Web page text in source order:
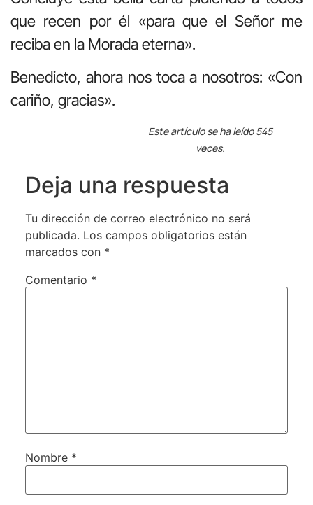
que recen por él «para que el Señor me
reciba en la Morada eterna».
Benedicto, ahora nos toca a nosotros: «Con
cariño, gracias».
Este artículo se ha leído 545
veces.
Deja una respuesta
Tu dirección de correo electrónico no será
publicada. Los campos obligatorios están
marcados con *
Comentario *
Nombre *